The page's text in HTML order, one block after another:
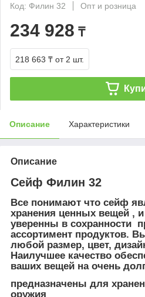
Код: Филин 32
Опт и розница
234 928 ₸
218 663 ₸ от 2 шт.
Описание Характеристики
Описание
Сейф Филин 32
Все понимают что сейф
хранения ценных вещей ,
уверенны в сохранности
ассортимент продуктов.
любой размер, цвет,
Наилучшее качество
ваших вещей на очень
предназначены для
оружия